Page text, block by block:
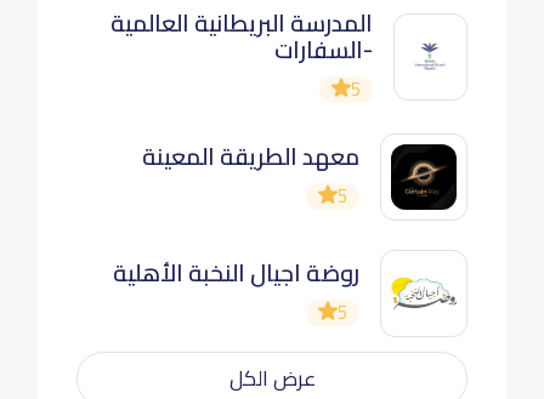
المدرسة البريطانية العالمية
-السفارات
5
معهد الطريقة المعينة
5
روضة اجيال النخبة الأهلية
5
عرض الكل